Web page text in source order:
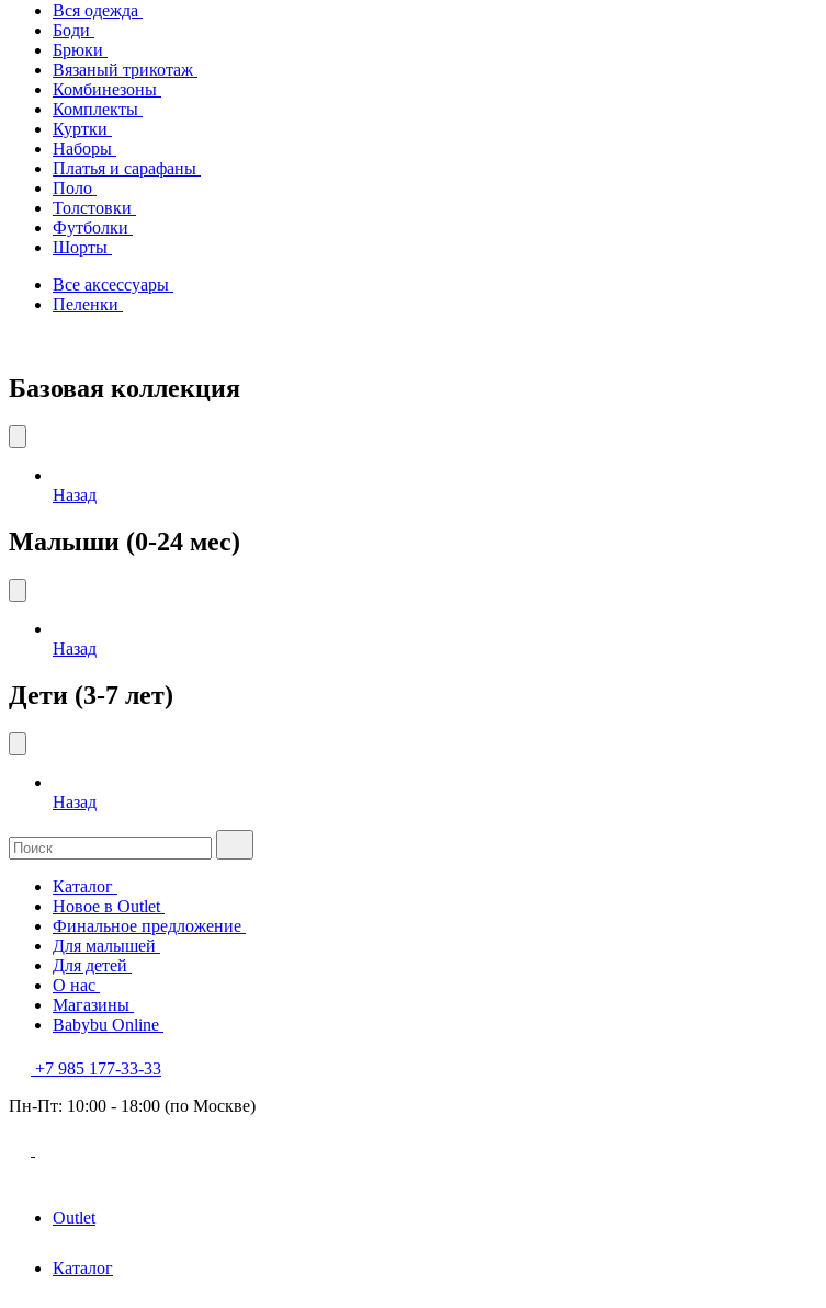
Вся одежда
Боди
Брюки
Вязаный трикотаж
Комбинезоны
Комплекты
Куртки
Наборы
Платья и сарафаны
Поло
Толстовки
Футболки
Шорты
Все аксессуары
Пеленки
Базовая коллекция
Назад
Малыши (0-24 мес)
Назад
Дети (3-7 лет)
Назад
Каталог
Новое в Outlet
Финальное предложение
Для малышей
Для детей
О нас
Магазины
Babybu Online
+7 985 177-33-33
Пн-Пт: 10:00 - 18:00 (по Москве)
Outlet
Каталог